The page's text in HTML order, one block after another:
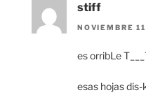
stiff
NOVIEMBRE
es orribLe
esas hojas